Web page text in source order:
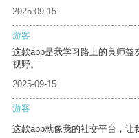
2025-09-15
游客
这款app是我学习路上的良师益
视野。
2025-09-15
游客
这款app就像我的社交平台，让